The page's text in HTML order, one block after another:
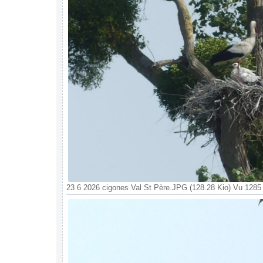
23 6 2026 cigones Val St Père.JPG (128.28 Kio) Vu